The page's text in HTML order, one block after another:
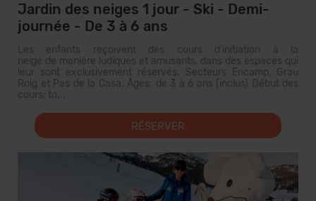
Jardin des neiges 1 jour - Ski - Demi-
journée - De 3 à 6 ans
Les enfants reçoivent des cours d'initiation à la
neige de manière ludiques et amusants, dans des espaces qui
leur sont exclusivement réservés. Secteurs Encamp, Grau
Roig et Pas de la Casa. Âges: de 3 à 6 ans (inclus) Début des
cours: to...
RÉSERVER